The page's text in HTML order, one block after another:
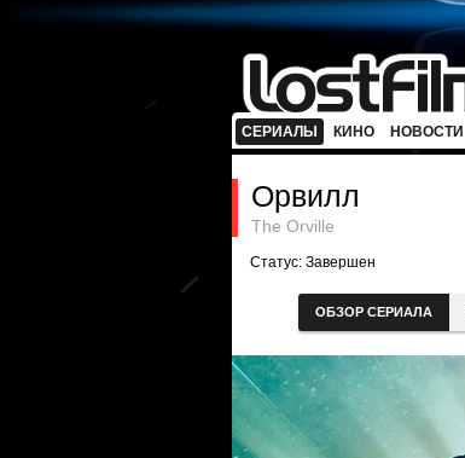
СЕРИАЛЫ КИНО НОВОСТИ
Орвилл
The Orville
Статус: Завершен
ОБЗОР СЕРИАЛА